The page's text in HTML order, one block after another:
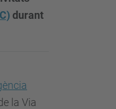
durant
la Via